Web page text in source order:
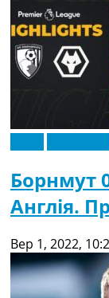
Борнмут
Англія.
Вер 1, 2022,